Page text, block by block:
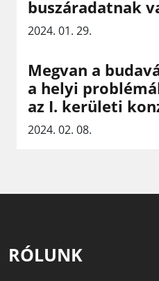
buszáradatnak
2024. 01. 29.
Megvan a
a helyi
az I. kerületi
2024. 02. 08.
RÓLUNK